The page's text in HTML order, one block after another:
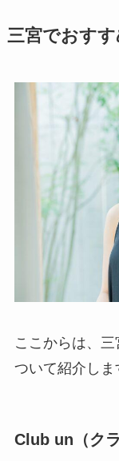
三宮でおす
ここからは、
ついて紹介しま
Club un（クラ